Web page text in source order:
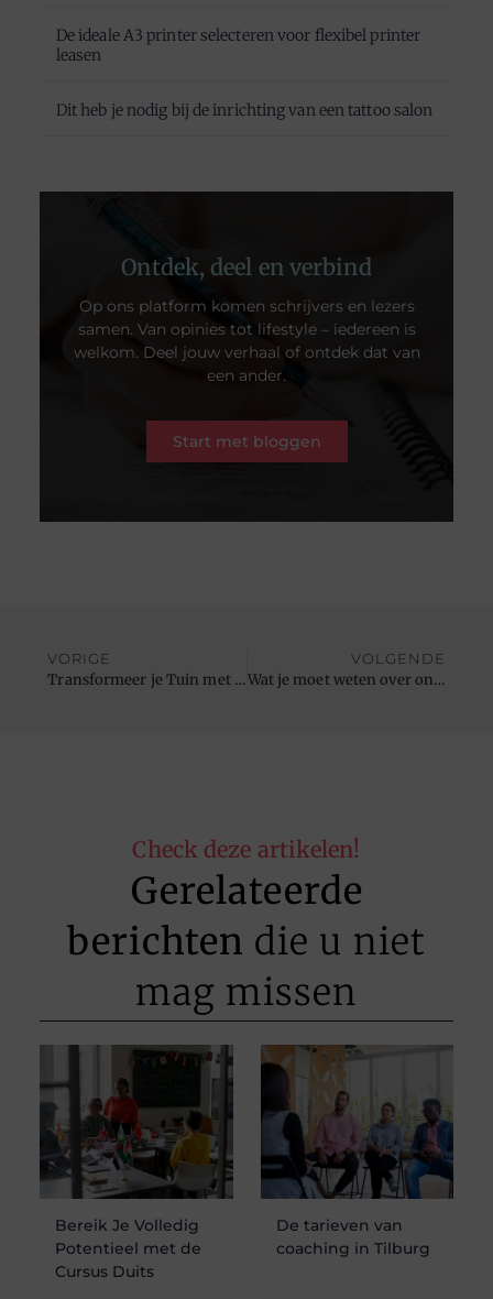
De ideale A3 printer selecteren voor flexibel printer
leasen
Dit heb je nodig bij de inrichting van een tattoo salon
Ontdek, deel en verbind
Op ons platform komen schrijvers en lezers
samen. Van opinies tot lifestyle – iedereen is
welkom. Deel jouw verhaal of ontdek dat van
een ander.
Start met bloggen
VORIGE
Transformeer je Tuin met een Blokhut met Veranda als Ultieme Buitenruimte
VOLGENDE
Wat je moet weten over ontslag nemen tijdens langdurige ziekte
Check deze artikelen!
Gerelateerde
berichten die u niet
mag missen
Bereik Je Volledig
Potentieel met de
Cursus Duits
De tarieven van
coaching in Tilburg